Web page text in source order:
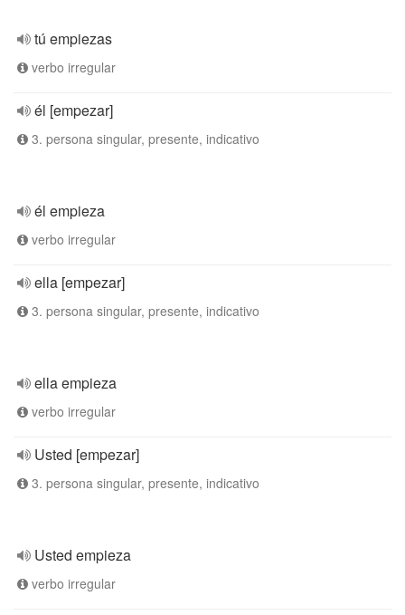
tú empiezas
verbo irregular
él [empezar]
3. persona singular, presente, indicativo
él empieza
verbo irregular
ella [empezar]
3. persona singular, presente, indicativo
ella empieza
verbo irregular
Usted [empezar]
3. persona singular, presente, indicativo
Usted empieza
verbo irregular